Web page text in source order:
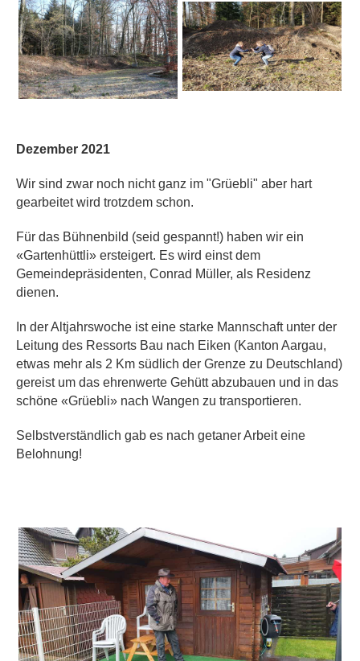
Dezember 2021
Wir sind zwar noch nicht ganz im "Grüebli" aber hart
gearbeitet wird trotzdem schon.
Für das Bühnenbild (seid gespannt!) haben wir ein
«Gartenhüttli» ersteigert. Es wird einst dem
Gemeindepräsidenten, Conrad Müller, als Residenz
dienen.
In der Altjahrswoche ist eine starke Mannschaft unter der
Leitung des Ressorts Bau nach Eiken (Kanton Aargau,
etwas mehr als 2 Km südlich der Grenze zu Deutschland)
gereist um das ehrenwerte Gehütt abzubauen und in das
schöne «Grüebli» nach Wangen zu transportieren.
Selbstverständlich gab es nach getaner Arbeit eine
Belohnung!